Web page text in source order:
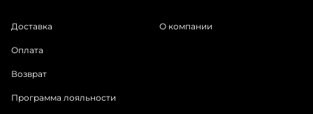
Доставка
Оплата
Возврат
Программа лояльности
О компании